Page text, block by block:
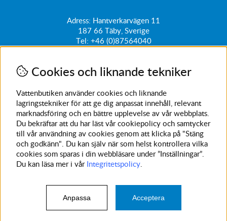
Adress: Hantverkarvägen 11
187 66 Täby, Sverige
Tel: +46 (0)87564040
kundtjanst@vattenbutiken.se
Få vårt nyhetsbrev
Ange din e-post nedan för att ta del av nyheter och
erbjudanden
SKICKA
Avanmäl nyhetsbrev
Cookies och liknande tekniker
Vattenbutiken använder cookies och liknande
lagringstekniker för att ge dig anpassat innehåll, relevant
marknadsföring och en bättre upplevelse av vår webbplats.
Du bekräftar att du har läst vår cookiepolicy och samtycker
till vår användning av cookies genom att klicka på "Stäng
och godkänn". Du kan själv när som helst kontrollera vilka
cookies som sparas i din webbläsare under ”Inställningar”.
Du kan läsa mer i vår Integritetspolicy.
Anpassa Acceptera